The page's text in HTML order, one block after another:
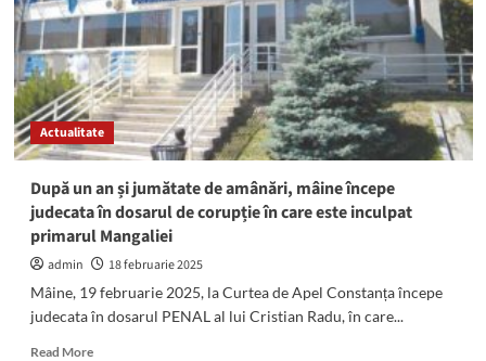
Mangaliei.
Cristian
Radu
și
mai
mulți
inculpați
NU
au
prezentat
la
proces
Actualitate
După un an și jumătate de amânări, mâine începe
judecata în dosarul de corupție în care este inculpat
primarul Mangaliei
admin
18 februarie 2025
Mâine, 19 februarie 2025, la Curtea de Apel Constanța începe
judecata în dosarul PENAL al lui Cristian Radu, în care...
Read MoreRead